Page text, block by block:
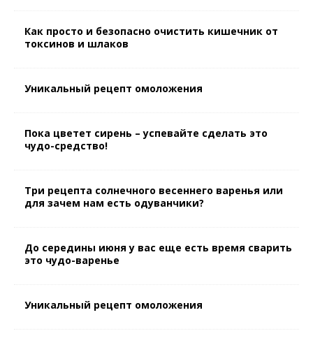
Как просто и безопасно очистить кишечник от
токсинов и шлаков
Уникальный рецепт омоложения
Пока цветет сирень – успевайте сделать это
чудо-средство!
Три рецепта солнечного весеннего варенья или
для зачем нам есть одуванчики?
До середины июня у вас еще есть время сварить
это чудо-варенье
Уникальный рецепт омоложения